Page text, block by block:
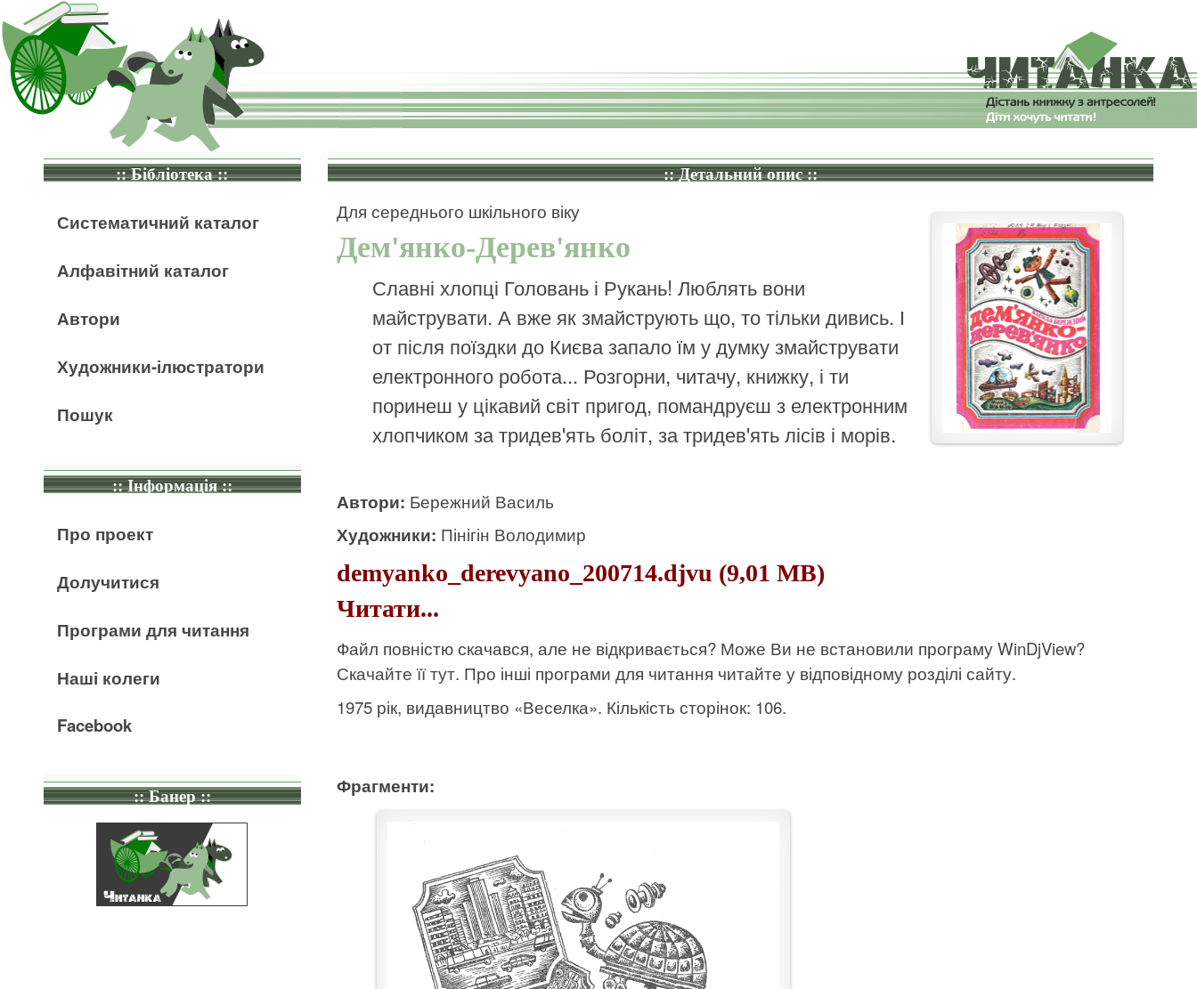
:: Бібліотека ::
Систематичний каталог
Алфавітний каталог
Автори
Художники-ілюстратори
Пошук
:: Інформація ::
Про проект
Долучитися
Програми для читання
Наші колеги
Facebook
:: Банер ::
:: Детальний опис ::
Для середнього шкільного віку
Дем'янко-Дерев'янко
Славні хлопці Головань і Рукань! Люблять вони
майструвати. А вже як змайструють що, то тільки дивись. І
от після поїздки до Києва запало їм у думку змайструвати
електронного робота... Розгорни, читачу, книжку, і ти
поринеш у цікавий світ пригод, помандруєш з електронним
хлопчиком за тридев'ять боліт, за тридев'ять лісів і морів.
Автори: Бережний Василь
Художники: Пінігін Володимир
demyanko_derevyano_200714.djvu (9,01 МВ)
Читати...
Файл повністю скачався, але не відкривається? Може Ви не встановили програму WinDjView?
Скачайте її тут. Про інші програми для читання читайте у відповідному розділі сайту.
1975 рік, видавництво «Веселка». Кількість сторінок: 106.
Фрагменти: